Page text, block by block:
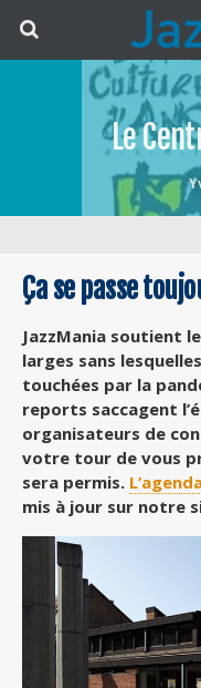
Le
Ça se passe
JazzMania soutient
larges sans
touchées par la
reports saccagent
organisateurs de
votre tour de vous
sera permis.
mis à jour sur notre